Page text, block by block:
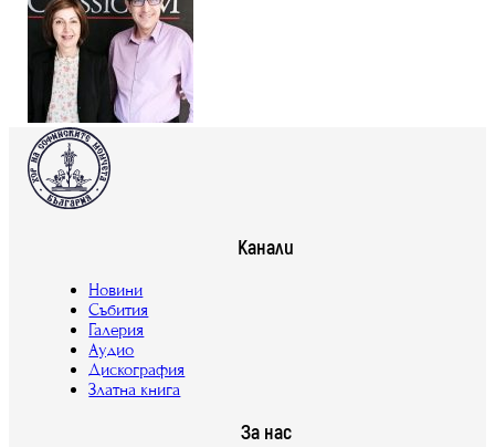
Канали
Новини
Събития
Галерия
Аудио
Дискография
Златна книга
За нас